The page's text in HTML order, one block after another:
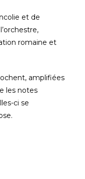
et de
romaine et
amplifiées
les notes
ci se